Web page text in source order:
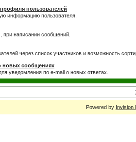
пользователей
информацию пользователя.
при написании сообщений.
через список участников и возможность
новых сообщениях
уведомления по e-mail о новых ответах.
Powered by Invision